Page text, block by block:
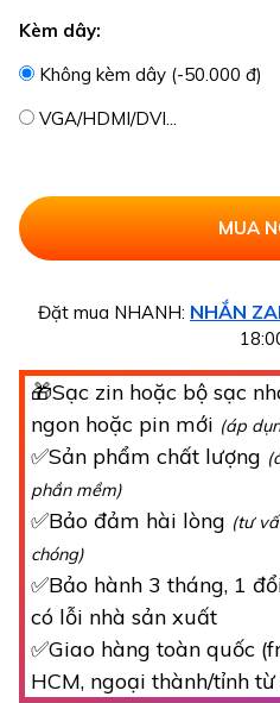
Kèm dây:
Không kèm dây (-50.000 đ)
VGA/HDMI/DVI...
Đặt mua NHANH: NHẮN
🎁Sạc zin hoặc bộ sạc
ngon hoặc pin mới (áp
✅Sản phẩm chất lượng
phần mềm)
✅Bảo đảm hài lòng (tư
chóng)
✅Bảo hành 3 tháng, 1
có lỗi nhà sản xuất
✅Giao hàng toàn quốc
HCM, ngoại thành/tỉnh